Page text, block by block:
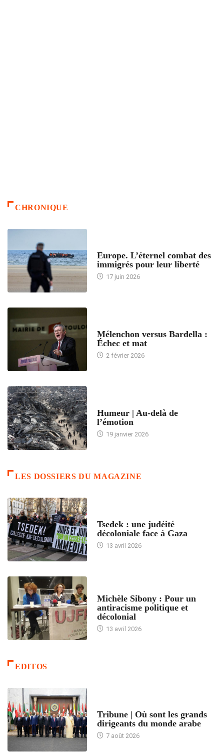
CHRONIQUE
Europe. L’éternel combat des
immigrés pour leur liberté
17 juin 2026
Mélenchon versus Bardella :
Échec et mat
2 février 2026
Humeur | Au-delà de
l’émotion
19 janvier 2026
LES DOSSIERS DU MAGAZINE
Tsedek : une judéité
décoloniale face à Gaza
13 avril 2026
Michèle Sibony : Pour un
antiracisme politique et
décolonial
13 avril 2026
EDITOS
Tribune | Où sont les grands
dirigeants du monde arabe
7 août 2026